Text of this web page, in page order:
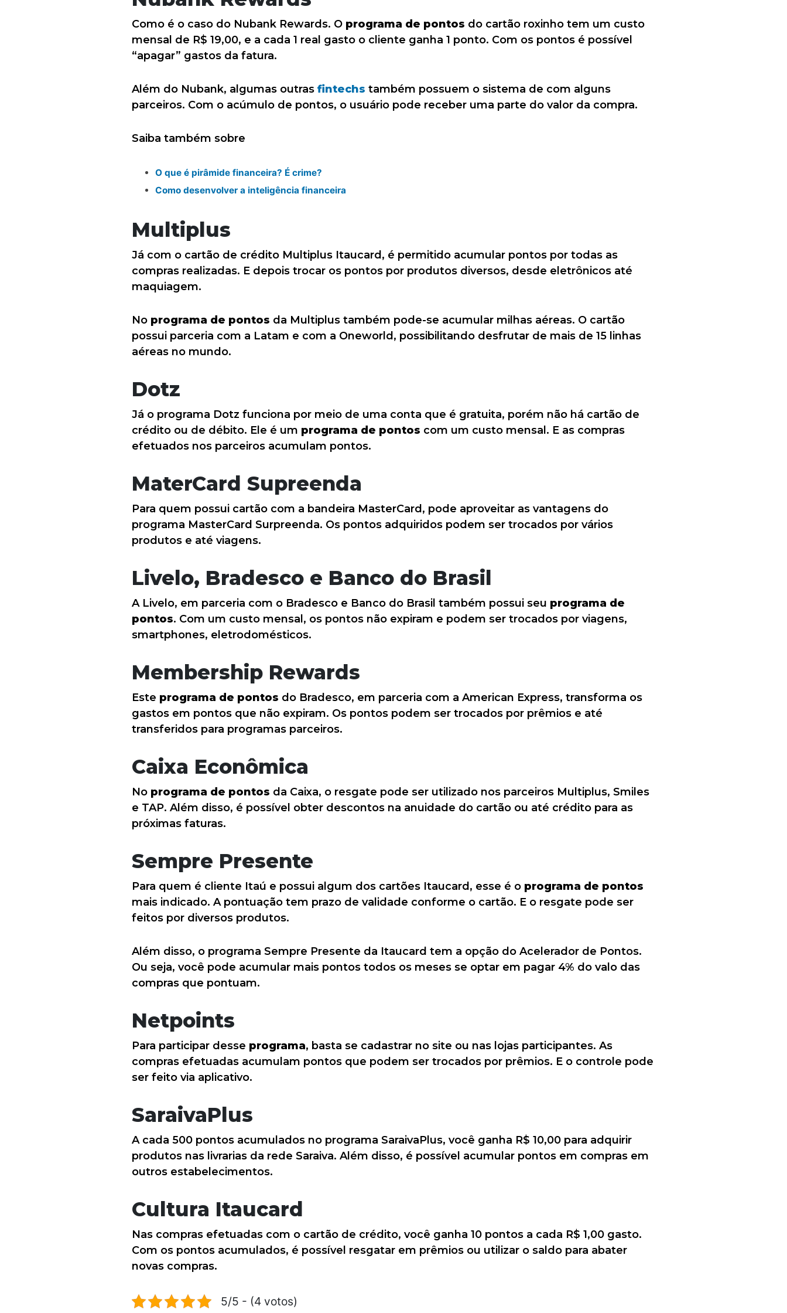
Como é o caso do Nubank Rewards. O programa de pontos do cartão roxinho tem um custo
mensal de R$ 19,00, e a cada 1 real gasto o cliente ganha 1 ponto. Com os pontos é possível
“apagar” gastos da fatura.
Além do Nubank, algumas outras fintechs também possuem o sistema de com alguns
parceiros. Com o acúmulo de pontos, o usuário pode receber uma parte do valor da compra.
Saiba também sobre
O que é pirâmide financeira? É crime?
Como desenvolver a inteligência financeira
Multiplus
Já com o cartão de crédito Multiplus Itaucard, é permitido acumular pontos por todas as
compras realizadas. E depois trocar os pontos por produtos diversos, desde eletrônicos até
maquiagem.
No programa de pontos da Multiplus também pode-se acumular milhas aéreas. O cartão
possui parceria com a Latam e com a Oneworld, possibilitando desfrutar de mais de 15 linhas
aéreas no mundo.
Dotz
Já o programa Dotz funciona por meio de uma conta que é gratuita, porém não há cartão de
crédito ou de débito. Ele é um programa de pontos com um custo mensal. E as compras
efetuados nos parceiros acumulam pontos.
MaterCard Supreenda
Para quem possui cartão com a bandeira MasterCard, pode aproveitar as vantagens do
programa MasterCard Surpreenda. Os pontos adquiridos podem ser trocados por vários
produtos e até viagens.
Livelo, Bradesco e Banco do Brasil
A Livelo, em parceria com o Bradesco e Banco do Brasil também possui seu programa de
pontos. Com um custo mensal, os pontos não expiram e podem ser trocados por viagens,
smartphones, eletrodomésticos.
Membership Rewards
Este programa de pontos do Bradesco, em parceria com a American Express, transforma os
gastos em pontos que não expiram. Os pontos podem ser trocados por prêmios e até
transferidos para programas parceiros.
Caixa Econômica
No programa de pontos da Caixa, o resgate pode ser utilizado nos parceiros Multiplus, Smiles
e TAP. Além disso, é possível obter descontos na anuidade do cartão ou até crédito para as
próximas faturas.
Sempre Presente
Para quem é cliente Itaú e possui algum dos cartões Itaucard, esse é o programa de pontos
mais indicado. A pontuação tem prazo de validade conforme o cartão. E o resgate pode ser
feitos por diversos produtos.
Além disso, o programa Sempre Presente da Itaucard tem a opção do Acelerador de Pontos.
Ou seja, você pode acumular mais pontos todos os meses se optar em pagar 4% do valo das
compras que pontuam.
Netpoints
Para participar desse programa, basta se cadastrar no site ou nas lojas participantes. As
compras efetuadas acumulam pontos que podem ser trocados por prêmios. E o controle pode
ser feito via aplicativo.
SaraivaPlus
A cada 500 pontos acumulados no programa SaraivaPlus, você ganha R$ 10,00 para adquirir
produtos nas livrarias da rede Saraiva. Além disso, é possível acumular pontos em compras em
outros estabelecimentos.
Cultura Itaucard
Nas compras efetuadas com o cartão de crédito, você ganha 10 pontos a cada R$ 1,00 gasto.
Com os pontos acumulados, é possível resgatar em prêmios ou utilizar o saldo para abater
novas compras.
5/5 - (4 votos)